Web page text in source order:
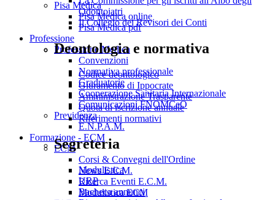
Odontoiatri
Il Collegio dei Revisori dei Conti
Deontologia e normativa
Codice deontologico
Giuramento di Ippocrate
Amministrazione Trasparente
Quota di iscrizione annuale
Riferimenti normativi
Segreteria
Modulistica
URP
Bacheca annunci
Pisa Medica
Pisa Medica online
Pisa Medica pdf
Professione
Professione Medica
Convenzioni
Normativa professionale
Graduatorie
Cooperazione Sanitaria Internazionale
Comunicazioni FNOMCeO
Previdenza
E.N.P.A.M.
Formazione - ECM
ECM
Corsi & Convegni dell'Ordine
News E.C.M.
Ricerca Eventi E.C.M.
Modulistica ECM